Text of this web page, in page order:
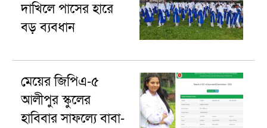
দাখিলে পাসের হারে
বড় ব্যবধান
মেয়ের জিপিএ-৫
আলীপুর স্কুলের
হাবিবার সাফল্যে বাবা-